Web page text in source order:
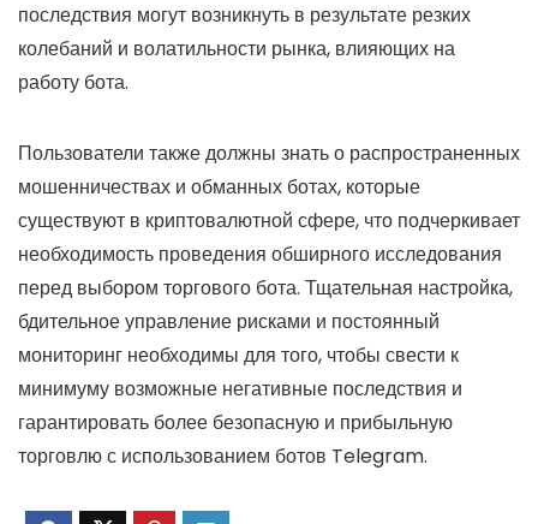
последствия могут возникнуть в результате резких
колебаний и волатильности рынка, влияющих на
работу бота.
Пользователи также должны знать о распространенных
мошенничествах и обманных ботах, которые
существуют в криптовалютной сфере, что подчеркивает
необходимость проведения обширного исследования
перед выбором торгового бота. Тщательная настройка,
бдительное управление рисками и постоянный
мониторинг необходимы для того, чтобы свести к
минимуму возможные негативные последствия и
гарантировать более безопасную и прибыльную
торговлю с использованием ботов Telegram.